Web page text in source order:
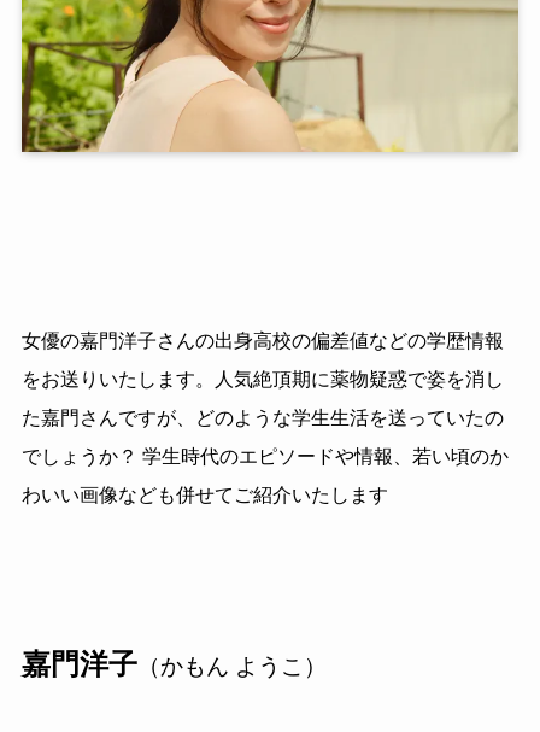
女優の嘉門洋子さんの出身高校の偏差値などの学歴情報
をお送りいたします。人気絶頂期に薬物疑惑で姿を消し
た嘉門さんですが、どのような学生生活を送っていたの
でしょうか？ 学生時代のエピソードや情報、若い頃のか
わいい画像なども併せてご紹介いたします
嘉門洋子（かもん ようこ）